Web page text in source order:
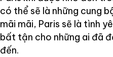
có thể sẽ là những cung
mãi mãi, Paris sẽ là tình
bất tận cho những ai đã
đến.